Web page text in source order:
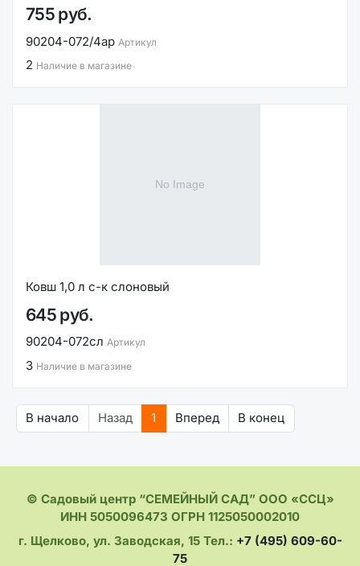
755 руб.
90204-072/4ар Артикул
2 Наличие в магазине
Ковш 1,0 л с-к слоновый
645 руб.
90204-072сл Артикул
3 Наличие в магазине
В начало Назад 1 Вперед В конец
© Садовый центр “СЕМЕЙНЫЙ САД” ООО «ССЦ»
ИНН 5050096473 ОГРН 1125050002010
г. Щелково, ул. Заводская, 15 Тел.: +7 (495) 609-60-
75